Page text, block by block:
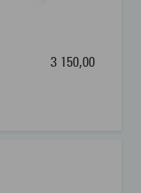
50 mm
3 150,00